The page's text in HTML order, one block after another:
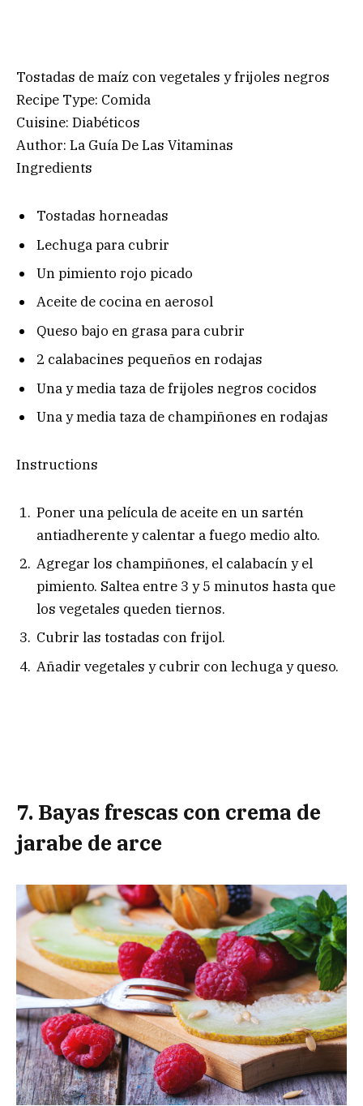
Tostadas de maíz con vegetales y frijoles negros
Recipe Type: Comida
Cuisine: Diabéticos
Author: La Guía De Las Vitaminas
Ingredients
Tostadas horneadas
Lechuga para cubrir
Un pimiento rojo picado
Aceite de cocina en aerosol
Queso bajo en grasa para cubrir
2 calabacines pequeños en rodajas
Una y media taza de frijoles negros cocidos
Una y media taza de champiñones en rodajas
Instructions
Poner una película de aceite en un sartén
antiadherente y calentar a fuego medio alto.
Agregar los champiñones, el calabacín y el
pimiento. Saltea entre 3 y 5 minutos hasta que
los vegetales queden tiernos.
Cubrir las tostadas con frijol.
Añadir vegetales y cubrir con lechuga y queso.
7. Bayas frescas con crema de
jarabe de arce